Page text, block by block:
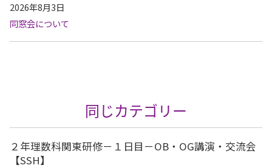
2026年8月3日
同窓会について
同じカテゴリー
２年理数科関東研修－１日目－OB・OG講演・交流会
【SSH】